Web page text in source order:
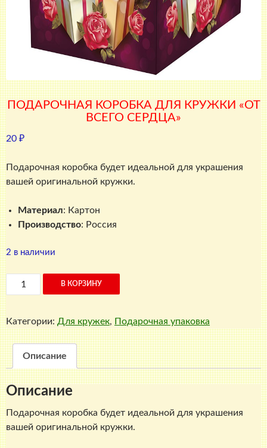
ПОДАРОЧНАЯ КОРОБКА ДЛЯ КРУЖКИ «ОТ
ВСЕГО СЕРДЦА»
20 ₽
Подарочная коробка будет идеальной для украшения
вашей оригинальной кружки.
Материал: Картон
Производство: Россия
2 в наличии
Количество
товара
Подарочная
коробка
для
кружки
"От
всего
сердца"
В КОРЗИНУ
Категории: Для кружек, Подарочная упаковка
Описание
Описание
Подарочная коробка будет идеальной для украшения
вашей оригинальной кружки.